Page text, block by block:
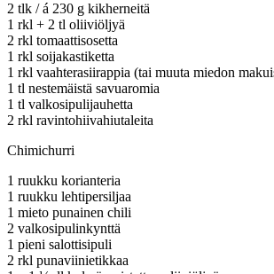
2 tlk / á 230 g kikherneitä
1 rkl + 2 tl oliiviöljyä
2 rkl tomaattisosetta
1 rkl soijakastiketta
1 rkl vaahterasiirappia (tai muuta miedon
1 tl nestemäistä savuaromia
1 tl valkosipulijauhetta
2 rkl ravintohiivahiutaleita
Chimichurri
1 ruukku korianteria
1 ruukku lehtipersiljaa
1 mieto punainen chili
2 valkosipulinkynttä
1 pieni salottisipuli
2 rkl punaviinietikkaa